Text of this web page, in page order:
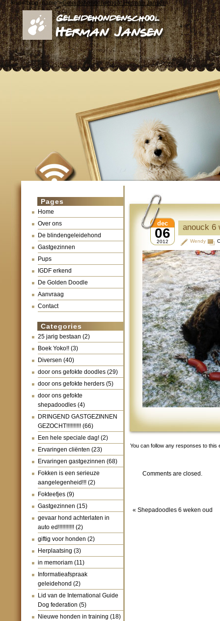
< id="blog_name">Geleidehondenschool Herman Jansen
Pages
Home
Over ons
De blindengeleidehond
Gastgezinnen
Pups
IGDF erkend
De Golden Doodle
Aanvraag
Contact
Categories
25 jarig bestaan (2)
Boek Yoko!! (3)
Diversen (40)
door ons gefokte doodles (29)
door ons gefokte herders (5)
door ons gefokte
shepadoodles (4)
DRINGEND GASTGEZINNEN
GEZOCHT!!!!!!!!!! (66)
Een hele speciale dag! (2)
Ervaringen cliënten (23)
Ervaringen gastgezinnen (68)
Fokken is een serieuze
aangelegenheid!!! (2)
Fokteefjes (9)
Gastgezinnen (15)
gevaar hond achterlaten in
auto ed!!!!!!!!!!! (2)
giftig voor honden (2)
Herplaatsing (3)
in memoriam (11)
Informatieafspraak
geleidehond (2)
Lid van de International Guide
Dog federation (5)
Nieuwe honden in training (18)
anouck 6
06
dec
2012 Wendy
You can follow any responses to this
Comments are closed.
« Shepadoodles 6 weken oud